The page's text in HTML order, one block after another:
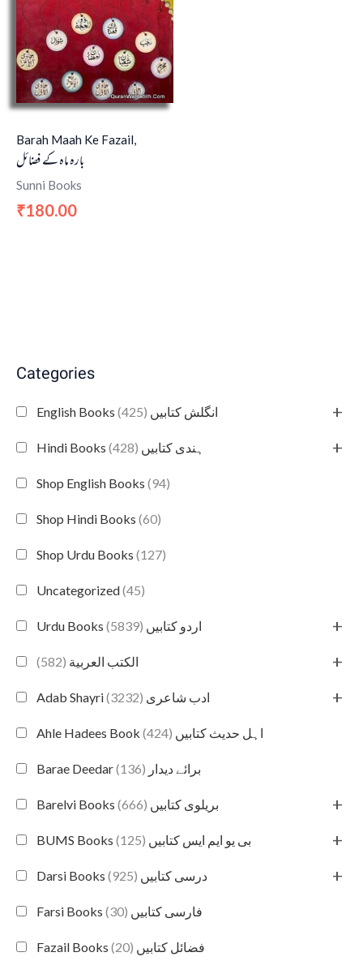
Categories
English Books انگلش کتابیں (425) +
Hindi Books ہندی کتابیں (428) +
Shop English Books (94)
Shop Hindi Books (60)
Shop Urdu Books (127)
Uncategorized(45)
Urdu Books اردو کتابیں (5839) +
الكتب العربية (582) +
Adab Shayri ادب شاعری (3232) +
Ahle Hadees Book اہل حدیث کتابیں (424)
Barae Deedar برائے دیدار (136)
Barelvi Books بریلوی کتابیں (666) +
BUMS Books بی یو ایم ایس کتابیں (125) +
Darsi Books درسی کتابیں (925) +
Farsi Books فارسی کتابیں (30)
Fazail Books فضائل کتابیں (20)
Barah Maah Ke Fazail,
بارہ ماہ کے فضائل
Sunni Books
₹180.00